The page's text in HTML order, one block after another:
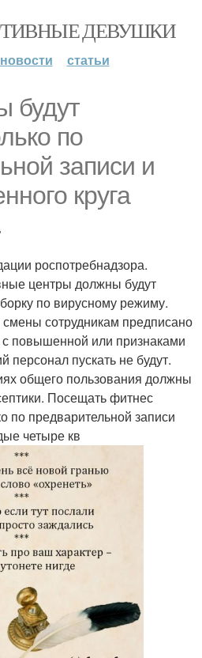
ДЕВУШКИ
новости статьи
будут
по
записи и
круга
роспотребнадзора.
центры должны будут
по вирусному режиму.
сотрудникам предписано
с повышенной или признаками
персонал пускать не будут.
общего пользования должны
Посещать фитнес
по предварительной записи
четыре кв